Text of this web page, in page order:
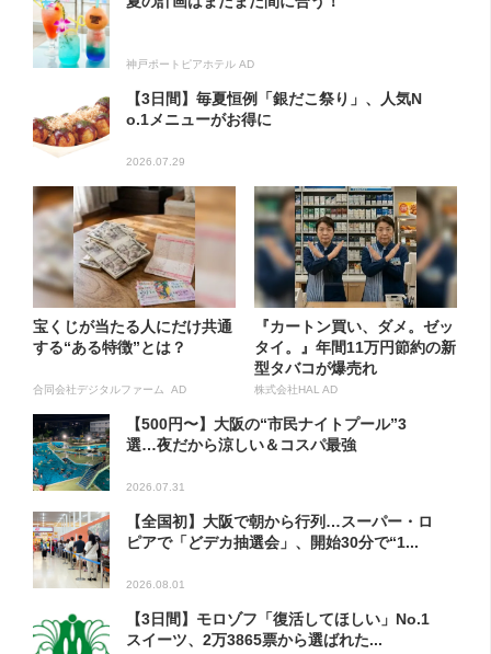
神戸ポートピアホテル AD
【3日間】毎夏恒例「銀だこ祭り」、人気N
o.1メニューがお得に
2026.07.29
宝くじが当たる人にだけ共通
する“ある特徴”とは？
合同会社デジタルファーム AD
『カートン買い、ダメ。ゼッ
タイ。』年間11万円節約の新
型タバコが爆売れ
株式会社HAL AD
【500円〜】大阪の“市民ナイトプール”3
選…夜だから涼しい＆コスパ最強
2026.07.31
【全国初】大阪で朝から行列…スーパー・ロ
ピアで「どデカ抽選会」、開始30分で“1...
2026.08.01
【3日間】モロゾフ「復活してほしい」No.1
スイーツ、2万3865票から選ばれた...